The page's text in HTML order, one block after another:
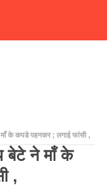
माँ के कपडे पहनकर ; लगाई फांसी ,
बेटे ने माँ के
,